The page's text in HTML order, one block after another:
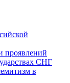
проявлений
СНГ
в